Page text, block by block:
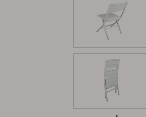
Blixt
Grower Greens